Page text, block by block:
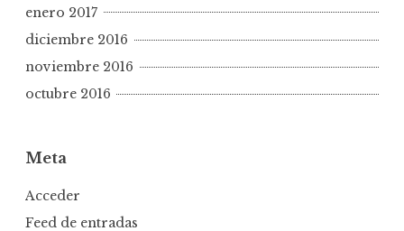
enero 2017
diciembre 2016
noviembre 2016
octubre 2016
Meta
Acceder
Feed de entradas